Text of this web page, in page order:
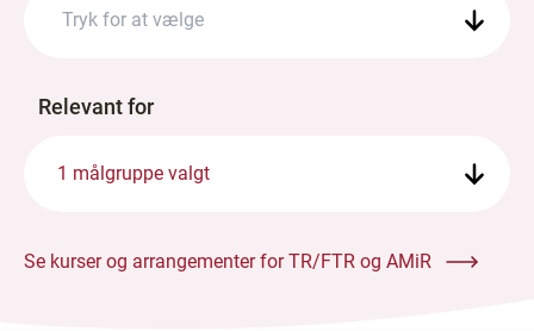
Relevant for
1 målgruppe valgt
Se kurser og arrangementer for TR/FTR og AMiR